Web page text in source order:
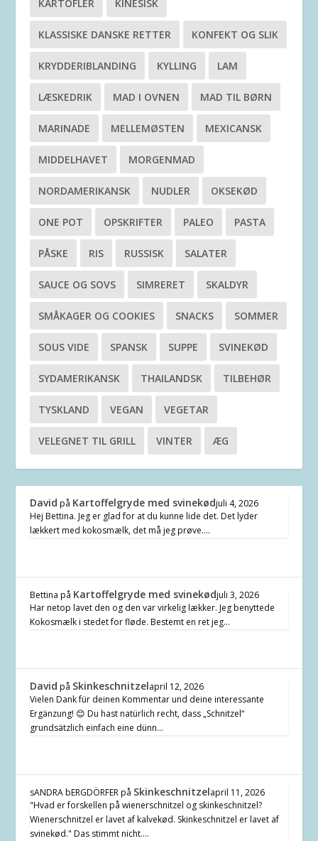
KARTOFLER KINESISK
KLASSISKE DANSKE RETTER KONFEKT OG SLIK
KRYDDERIBLANDING KYLLING LAM
LÆSKEDRIK MAD I OVNEN MAD TIL BØRN
MARINADE MELLEMØSTEN MEXICANSK
MIDDELHAVET MORGENMAD
NORDAMERIKANSK NUDLER OKSEKØD
ONE POT OPSKRIFTER PALEO PASTA
PÅSKE RIS RUSSISK SALATER
SAUCE OG SOVS SIMRERET SKALDYR
SMÅKAGER OG COOKIES SNACKS SOMMER
SOUS VIDE SPANSK SUPPE SVINEKØD
SYDAMERIKANSK THAILANDSK TILBEHØR
TYSKLAND VEGAN VEGETAR
VELEGNET TIL GRILL VINTER ÆG
David på Kartoffelgryde med svinekødjuli 4, 2026
Hej Bettina. Jeg er glad for at du kunne lide det. Det lyder
lækkert med kokosmælk, det må jeg prøve.…
Bettina på Kartoffelgryde med svinekødjuli 3, 2026
Har netop lavet den og den var virkelig lækker. Jeg benyttede
Kokosmælk i stedet for fløde. Bestemt en ret jeg…
David på Skinkeschnitzelapril 12, 2026
Vielen Dank für deinen Kommentar und deine interessante
Ergänzung! 😊 Du hast natürlich recht, dass „Schnitzel“
grundsätzlich einfach eine dünn…
sANDRA bERGDÖRFERpå Skinkeschnitzelapril 11, 2026
"Hvad er forskellen på wienerschnitzel og skinkeschnitzel?
Wienerschnitzel er lavet af kalvekød. Skinkeschnitzel er lavet af
svinekød." Das stimmt nicht.…